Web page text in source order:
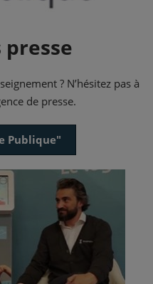
presse
? N’hésitez pas à
de presse.
Publique"